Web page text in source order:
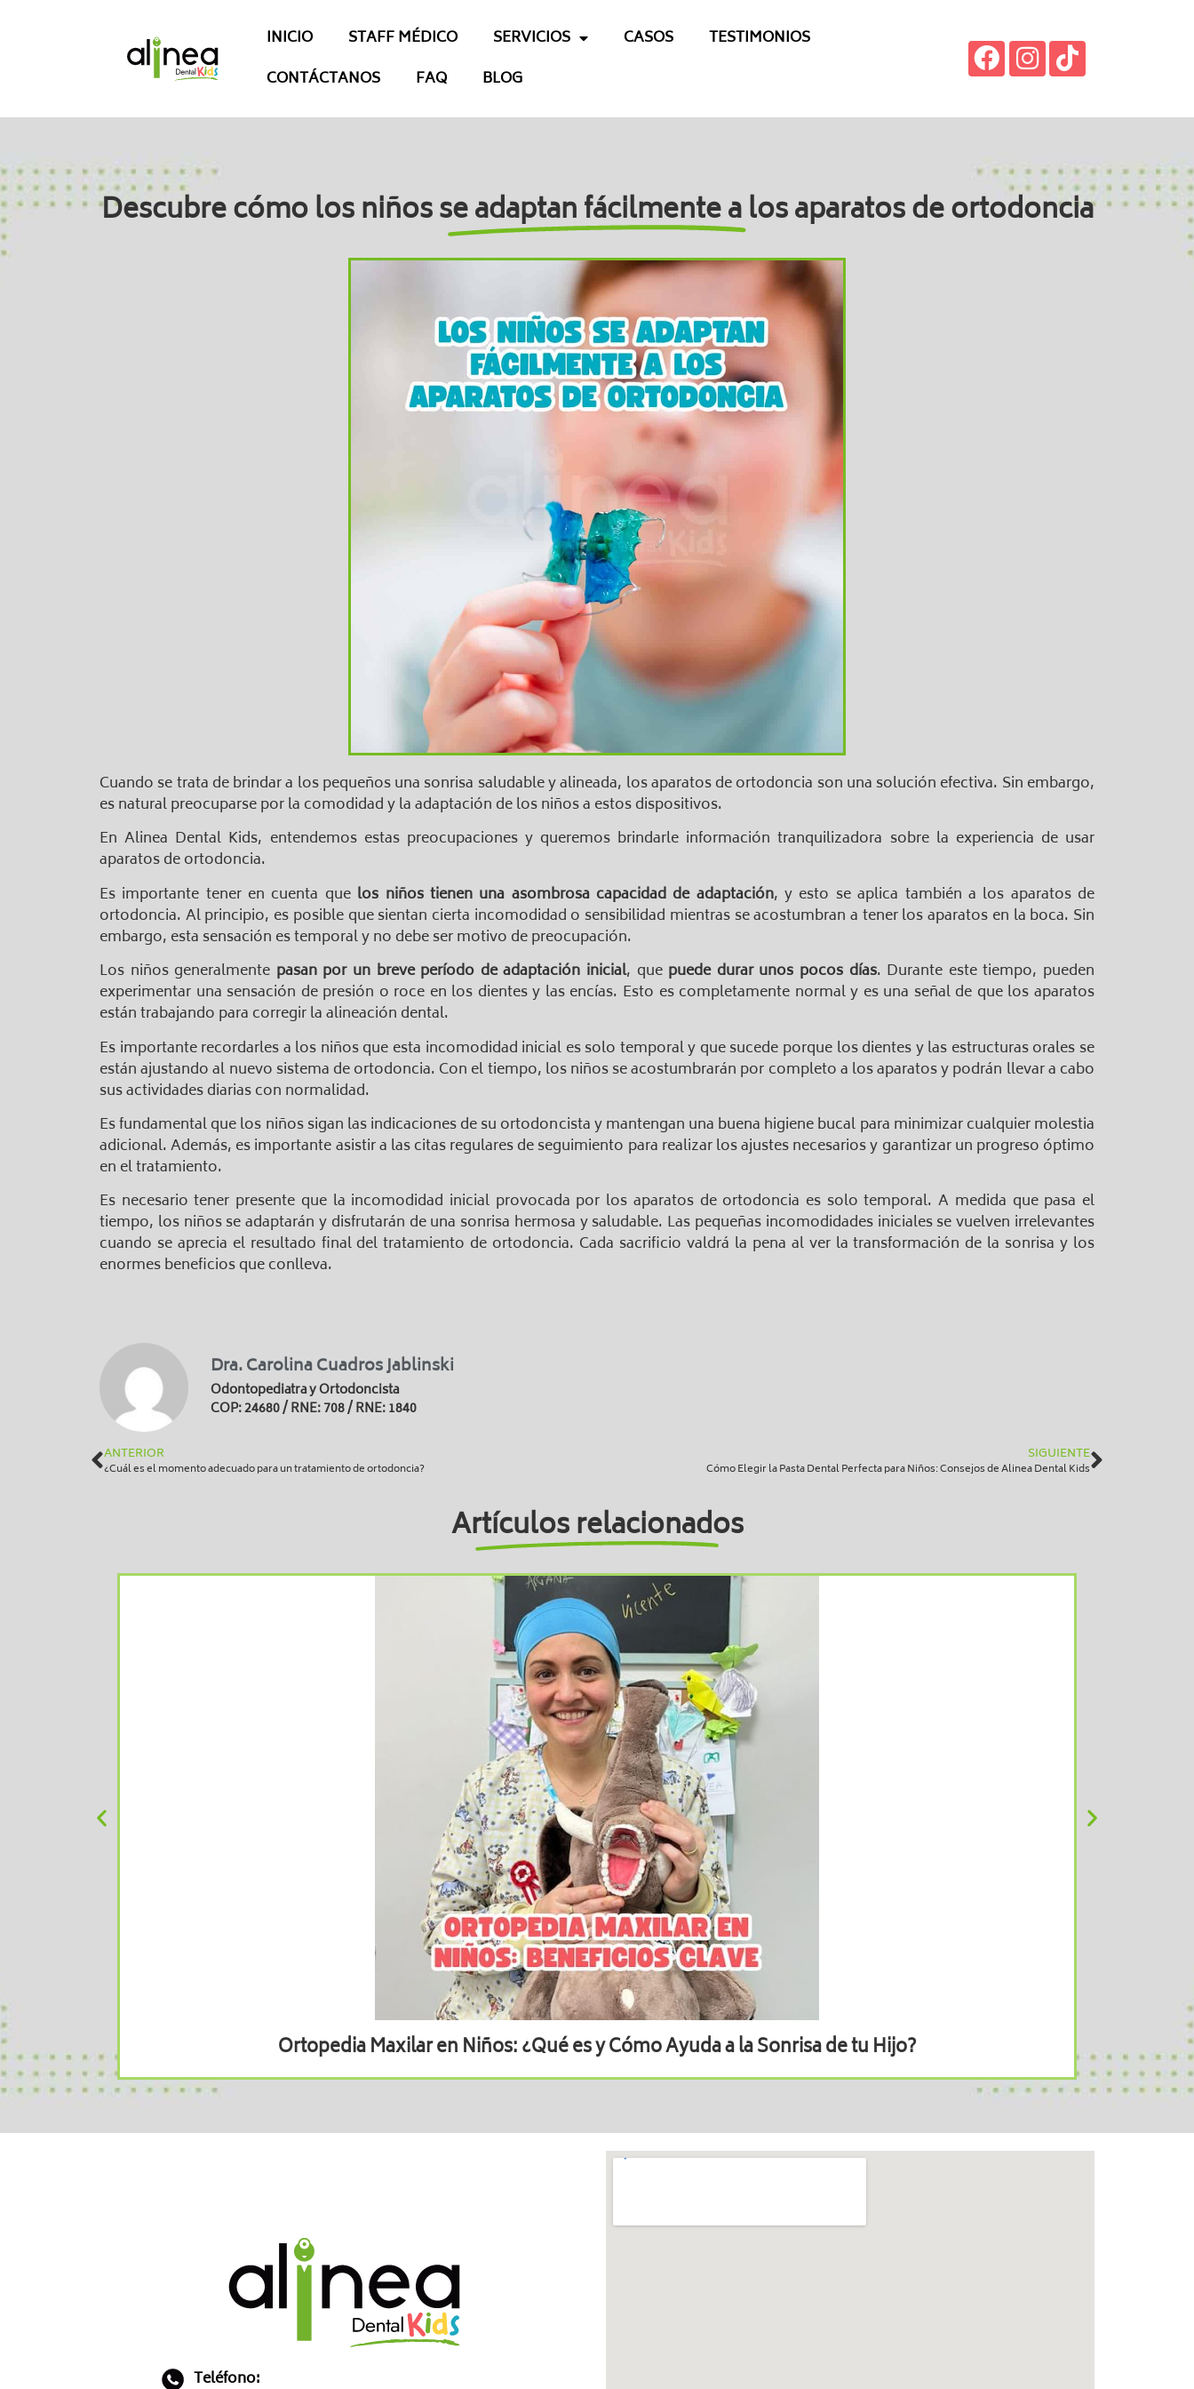
INICIO STAFF MÉDICO SERVICIOS CASOS
TESTIMONIOS
CONTÁCTANOS
FAQ BLOG
Descubre cómo los niños se adaptan fácilmente a los aparatos de ortodoncia
Cuando se trata de brindar a los pequeños una sonrisa saludable y alineada, los aparatos de ortodoncia son una solución efectiva. Sin embargo,
es natural preocuparse por la comodidad y la adaptación de los niños a estos dispositivos.
En Alinea Dental Kids, entendemos estas preocupaciones y queremos brindarle información tranquilizadora sobre la experiencia de usar
aparatos de ortodoncia.
Es importante tener en cuenta que los niños tienen una asombrosa capacidad de adaptación, y esto se aplica también a los aparatos de
ortodoncia. Al principio, es posible que sientan cierta incomodidad o sensibilidad mientras se acostumbran a tener los aparatos en la boca. Sin
embargo, esta sensación es temporal y no debe ser motivo de preocupación.
Los niños generalmente pasan por un breve período de adaptación inicial, que puede durar unos pocos días. Durante este tiempo, pueden
experimentar una sensación de presión o roce en los dientes y las encías. Esto es completamente normal y es una señal de que los aparatos
están trabajando para corregir la alineación dental.
Es importante recordarles a los niños que esta incomodidad inicial es solo temporal y que sucede porque los dientes y las estructuras orales se
están ajustando al nuevo sistema de ortodoncia. Con el tiempo, los niños se acostumbrarán por completo a los aparatos y podrán llevar a cabo
sus actividades diarias con normalidad.
Es fundamental que los niños sigan las indicaciones de su ortodoncista y mantengan una buena higiene bucal para minimizar cualquier molestia
adicional. Además, es importante asistir a las citas regulares de seguimiento para realizar los ajustes necesarios y garantizar un progreso óptimo
en el tratamiento.
Es necesario tener presente que la incomodidad inicial provocada por los aparatos de ortodoncia es solo temporal. A medida que pasa el
tiempo, los niños se adaptarán y disfrutarán de una sonrisa hermosa y saludable. Las pequeñas incomodidades iniciales se vuelven irrelevantes
cuando se aprecia el resultado final del tratamiento de ortodoncia. Cada sacrificio valdrá la pena al ver la transformación de la sonrisa y los
enormes beneficios que conlleva.
Dra. Carolina Cuadros Jablinski
Odontopediatra y Ortodoncista
COP: 24680 / RNE: 708 / RNE: 1840
ANTERIOR
¿Cuál es el momento adecuado para un tratamiento de ortodoncia?
SIGUIENTE
Cómo Elegir la Pasta Dental Perfecta para Niños: Consejos de Alinea Dental Kids
Artículos relacionados
Ortopedia Maxilar en Niños: ¿Qué es y Cómo Ayuda a la Sonrisa de tu Hijo?
Teléfono: